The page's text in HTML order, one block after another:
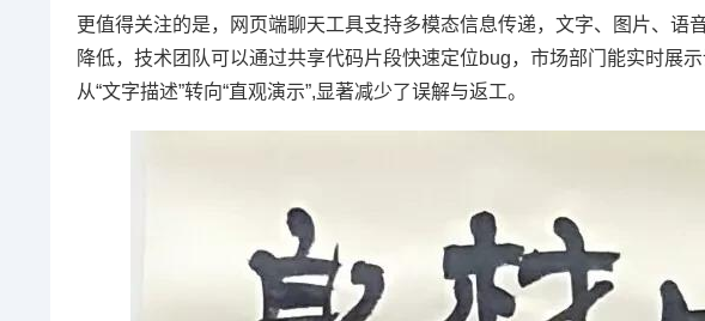
更值得关注的是，网页端聊天工具支持多模态信息传递，文字、图片、
降低，技术团队可以通过共享代码片段快速定位bug，市场部门能实时展
从“文字描述”转向“直观演示”,显著减少了误解与返工。